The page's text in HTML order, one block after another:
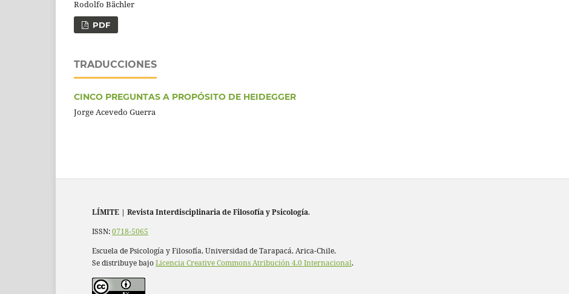
Rodolfo Bächler
PDF
TRADUCCIONES
CINCO PREGUNTAS A PROPÓSITO DE HEIDEGGER
Jorge Acevedo Guerra
LÍMITE | Revista Interdisciplinaria de Filosofía y Psicología.
ISSN:0718-5065
Escuela de Psicología y Filosofía, Universidad de Tarapacá, Arica-Chile.
Se distribuye bajoLicencia Creative Commons Atribución 4.0 Internacional.